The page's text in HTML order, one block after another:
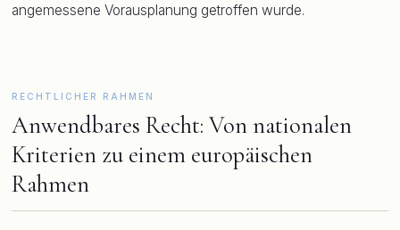
angemessene Vorausplanung getroffen wurde.
RECHTLICHER RAHMEN
Anwendbares Recht: Von nationalen
Kriterien zu einem europäischen
Rahmen